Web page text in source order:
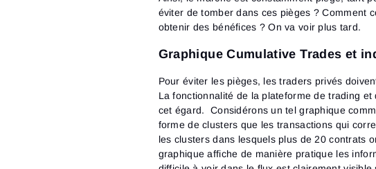
éviter de tomber dans ces pièges ? Comment
obtenir des bénéfices ? On va voir plus tard.
Graphique Cumulative Trades et
Pour éviter les pièges, les traders privés
La fonctionnalité de la plateforme de trading et
cet égard. Considérons un tel graphique
forme de clusters que les transactions qui
les clusters dans lesquels plus de 20 contrats
graphique affiche de manière pratique les